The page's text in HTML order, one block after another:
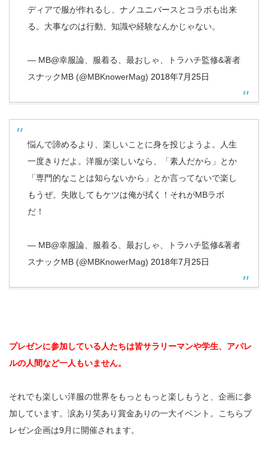
ディアで服が作れるし、ナノユニバースとコラボも出来
る。大事なのは行動、知識や経験なんかじゃない。
— MB@幸服論、服着る、最おしゃ、トラハチ監修&著者
スナックMB (@MBKnowerMag) 2018年7月25日
悩んで諦めるより、楽しいことに身を投じようよ。人生
一度きりだよ。洋服が楽しいなら、「素人だから」とか
「専門的なことは知らないから」とか言ってないで楽し
もうぜ。失敗してもケツは俺が拭く！それがMBラボ
だ！
— MB@幸服論、服着る、最おしゃ、トラハチ監修&著者
スナックMB (@MBKnowerMag) 2018年7月25日
プレゼンに参加している人たちは皆サラリーマンや学生、アパレ
ルの人間など一人もいません。
それでも楽しい洋服の世界をもっともっと楽しもうと、企画に参
加しています。涙あり笑あり賞金ありの一大イベント。こちらプ
レゼン企画は9月に開催されます。